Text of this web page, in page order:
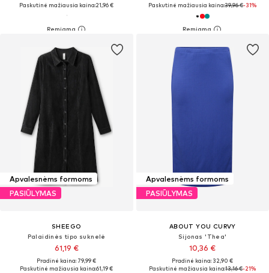
Paskutinė mažiausia kaina:21,96 €
Paskutinė mažiausia kaina:39,96 €-31%
Apvalesnėms formoms
PASIŪLYMAS
SHEEGO
Palaidinės tipo suknelė
61,19 €
Pradinė kaina: 79,99 €
Paskutinė mažiausia kaina:61,19 €
Apvalesnėms formoms
PASIŪLYMAS
ABOUT YOU CURVY
Sijonas 'Thea'
10,36 €
Pradinė kaina: 32,90 €
Paskutinė mažiausia kaina:13,16 €-21%